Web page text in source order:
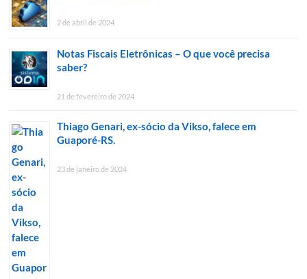
2 de abril de 2024
Notas Fiscais Eletrônicas – O que você precisa
saber?
21 de fevereiro de 2024
Thiago Genari, ex-sócio da Vikso, falece em
Guaporé-RS.
23 de janeiro de 2024